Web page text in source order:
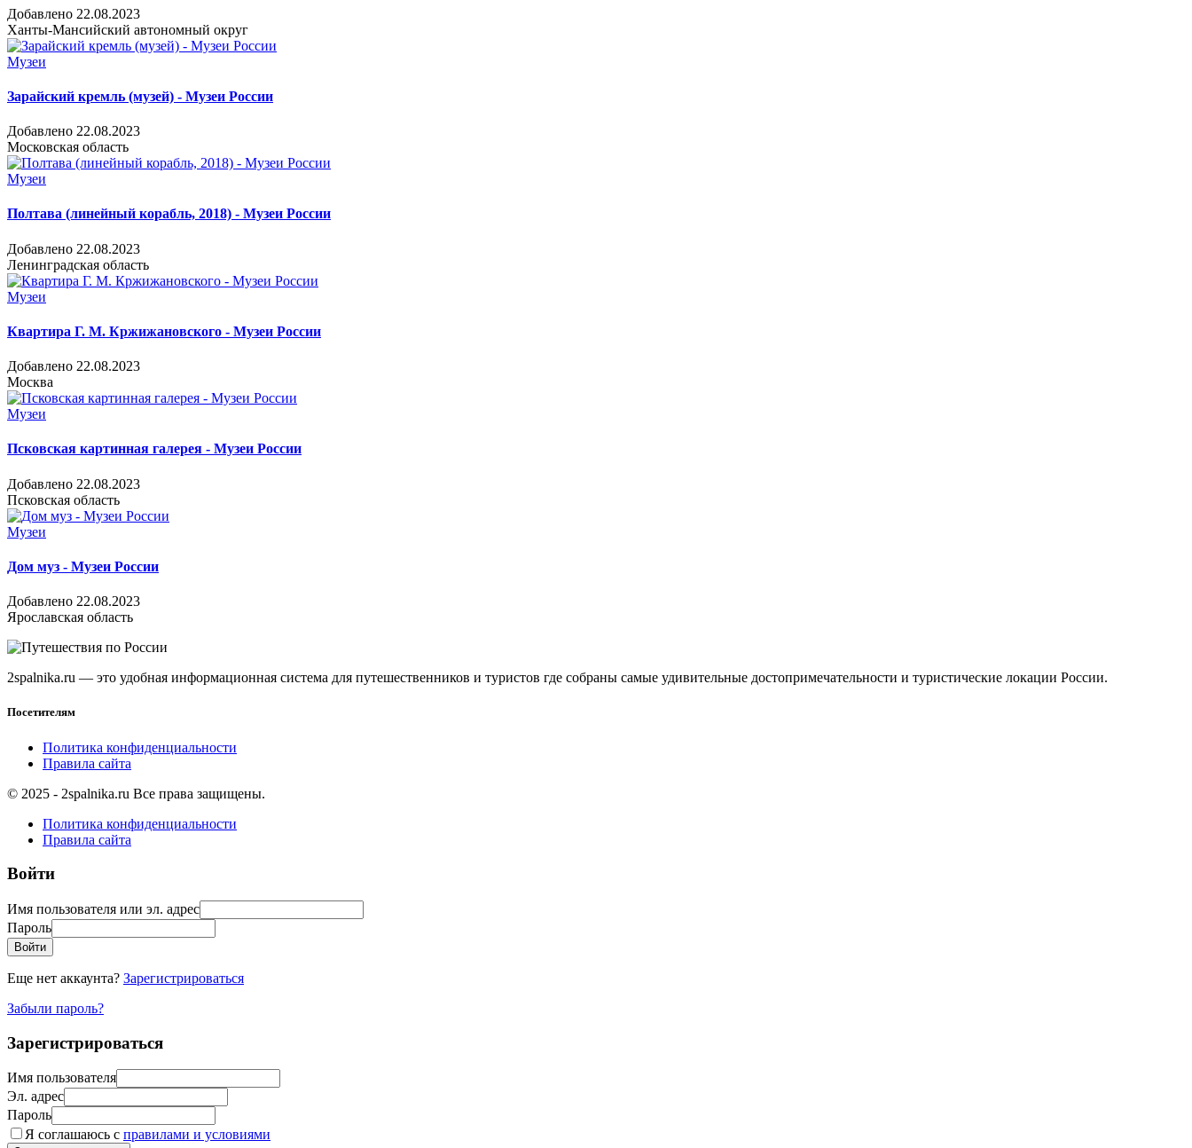
Добавлено 22.08.2023
Ханты-Мансийский автономный округ
Музеи
Зарайский кремль (музей) - Музеи России
Добавлено 22.08.2023
Московская область
Музеи
Полтава (линейный корабль, 2018) - Музеи России
Добавлено 22.08.2023
Ленинградская область
Музеи
Квартира Г. М. Кржижановского - Музеи России
Добавлено 22.08.2023
Москва
Музеи
Псковская картинная галерея - Музеи России
Добавлено 22.08.2023
Псковская область
Музеи
Дом муз - Музеи России
Добавлено 22.08.2023
Ярославская область
2spalnika.ru — это удобная информационная система для путешественников и туристов где собраны самые удивительные достопримечательности и туристические локации России.
Посетителям
Политика конфиденциальности
Правила сайта
© 2025 - 2spalnika.ru Все права защищены.
Политика конфиденциальности
Правила сайта
Войти
Имя пользователя или эл. адрес
Пароль
Войти
Еще нет аккаунта? Зарегистрироваться
Забыли пароль?
Зарегистрироваться
Имя пользователя
Эл. адрес
Пароль
Я соглашаюсь с правилами и условиями